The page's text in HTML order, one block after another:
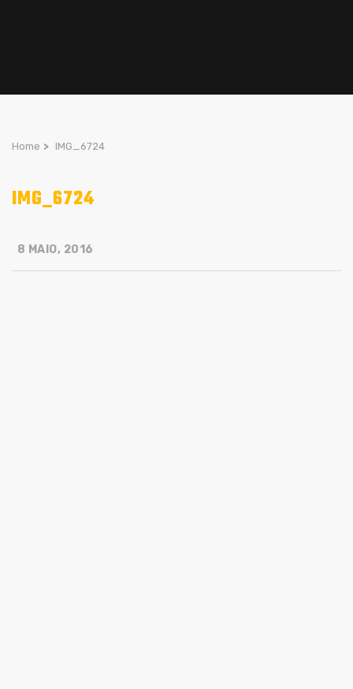
Home > IMG_6724
IMG_6724
8 MAIO, 2016